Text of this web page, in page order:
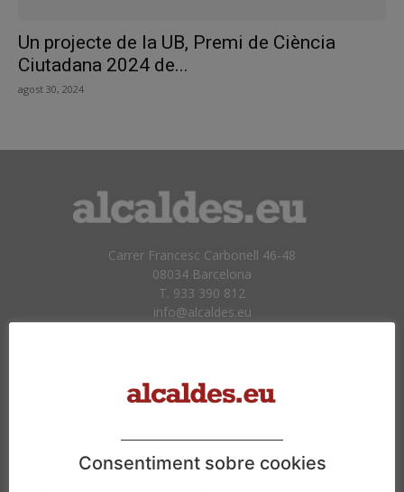
Un projecte de la UB, Premi de Ciència
Ciutadana 2024 de...
agost 30, 2024
Carrer Francesc Carbonell 46-48
08034 Barcelona
T. 933 390 812
info@alcaldes.eu
Amb la col·laboració de:
Consentiment sobre cookies